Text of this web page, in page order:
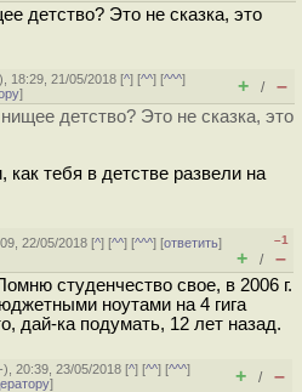
детство? Это не сказка, это
), 18:29, 21/05/2018 [^] [^^] [^^^]
] + / –
детство? Это не сказка, это
как тебя в детстве развели на
22/05/2018 [^] [^^] [^^^] [ответить]
–1
+ / –
студенчество свое, в 2006 г.
ноутами на 4 гига
дай-ка подумать, 12 лет назад.
-), 20:39, 23/05/2018 [^] [^^] [^^^]
] + / –